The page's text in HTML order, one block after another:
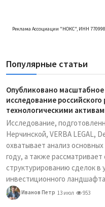
Реклама Ассоциации "НОКС", ИНН
Популярные статьи
Опубликовано
исследование
технологическими
Исследование,
Нерчинской, VERBA LEGAL,
охватывает анализ
году, а также
структурированию сделок
инвестиционного
Иванов Петр 13 июл 953